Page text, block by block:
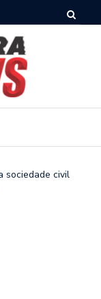
sociedade civil